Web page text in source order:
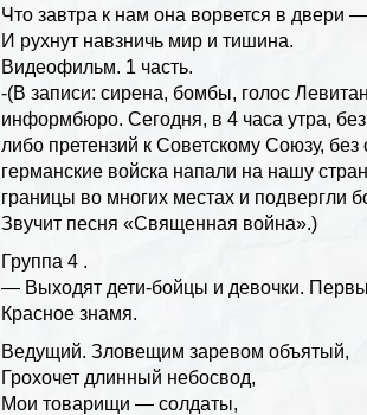
Что завтра к нам она ворвется в двери —
И рухнут навзничь мир и тишина.
Видеофильм. 1 часть.
-(В записи: сирена, бомбы, голос
информбюро. Сегодня, в 4 часа утра,
либо претензий к Советскому Союзу,
германские войска напали на нашу
границы во многих местах и подвергли
Звучит песня «Священная война».)
Группа 4 .
— Выходят дети-бойцы и девочки.
Красное знамя.
Ведущий. Зловещим заревом объятый,
Грохочет длинный небосвод,
Мои товарищи — солдаты,